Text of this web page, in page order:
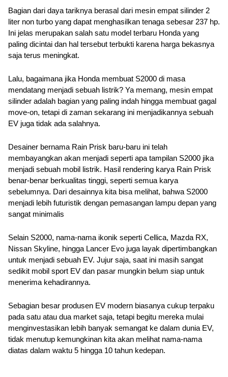
Bagian dari daya tariknya berasal dari mesin empat silinder 2
liter non turbo yang dapat menghasilkan tenaga sebesar 237 hp.
Ini jelas merupakan salah satu model terbaru Honda yang
paling dicintai dan hal tersebut terbukti karena harga bekasnya
saja terus meningkat.
Lalu, bagaimana jika Honda membuat S2000 di masa
mendatang menjadi sebuah listrik? Ya memang, mesin empat
silinder adalah bagian yang paling indah hingga membuat gagal
move-on, tetapi di zaman sekarang ini menjadikannya sebuah
EV juga tidak ada salahnya.
Desainer bernama Rain Prisk baru-baru ini telah
membayangkan akan menjadi seperti apa tampilan S2000 jika
menjadi sebuah mobil listrik. Hasil rendering karya Rain Prisk
benar-benar berkualitas tinggi, seperti semua karya
sebelumnya. Dari desainnya kita bisa melihat, bahwa S2000
menjadi lebih futuristik dengan pemasangan lampu depan yang
sangat minimalis
Selain S2000, nama-nama ikonik seperti Cellica, Mazda RX,
Nissan Skyline, hingga Lancer Evo juga layak dipertimbangkan
untuk menjadi sebuah EV. Jujur saja, saat ini masih sangat
sedikit mobil sport EV dan pasar mungkin belum siap untuk
menerima kehadirannya.
Sebagian besar produsen EV modern biasanya cukup terpaku
pada satu atau dua market saja, tetapi begitu mereka mulai
menginvestasikan lebih banyak semangat ke dalam dunia EV,
tidak menutup kemungkinan kita akan melihat nama-nama
diatas dalam waktu 5 hingga 10 tahun kedepan.